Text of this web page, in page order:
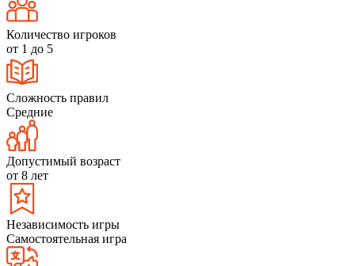
Количество игроков
от 1 до 5
Сложность правил
Средние
Допустимый возраст
от 8 лет
Независимость игры
Самостоятельная игра